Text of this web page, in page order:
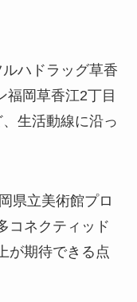
ハドラッグ草香
福岡草香江2丁目
生活動線に沿っ
県立美術館プロ
コネクティッド
が期待できる点